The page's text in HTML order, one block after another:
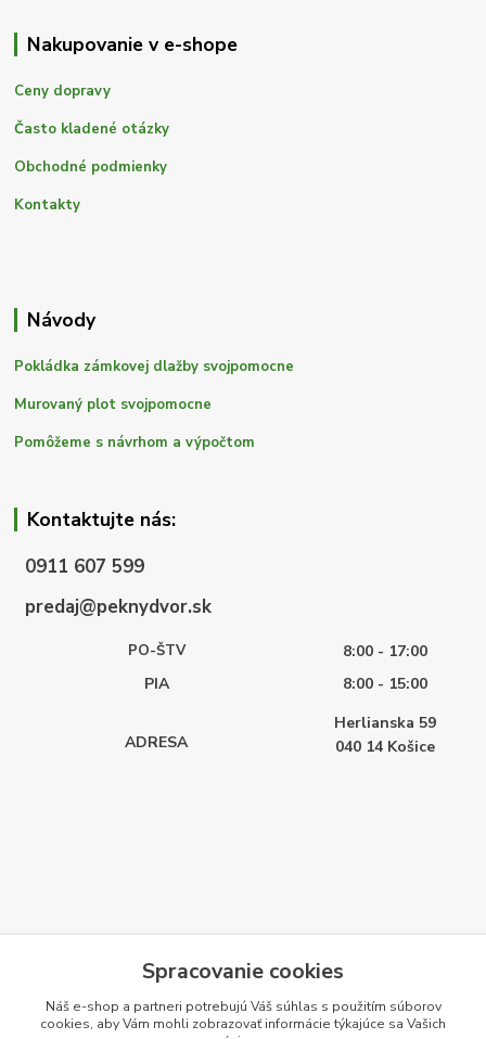
Nakupovanie v e-shope
Ceny dopravy
Často kladené otázky
Obchodné podmienky
Kontakty
Návody
Pokládka zámkovej dlažby svojpomocne
Murovaný plot svojpomocne
Pomôžeme s návrhom a výpočtom
Kontaktujte nás:
0911 607 599
predaj@peknydvor.sk
PO-ŠTV
8:00 - 17:00
PIA
8:00 - 15:00
ADRESA
Herlianska 59
040 14 Košice
Spracovanie cookies
Náš e-shop a partneri potrebujú Váš súhlas s použitím súborov
cookies, aby Vám mohli zobrazovať informácie týkajúce sa Vašich